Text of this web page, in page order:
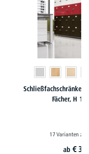
Schließfachschränke
Fächer, H
17 Varianten zur
ab€